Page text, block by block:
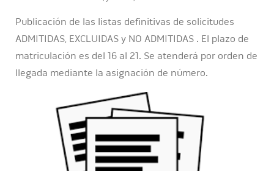
Publicación de las listas definitivas de solicitudes
ADMITIDAS, EXCLUIDAS y NO ADMITIDAS . El plazo de
matriculación es del 16 al 21. Se atenderá por orden de
llegada mediante la asignación de número.